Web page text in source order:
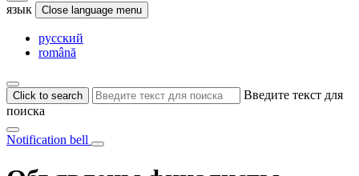
язык Close language menu
русский
română
Click to search
Введите текст для
поиска
Notification bell